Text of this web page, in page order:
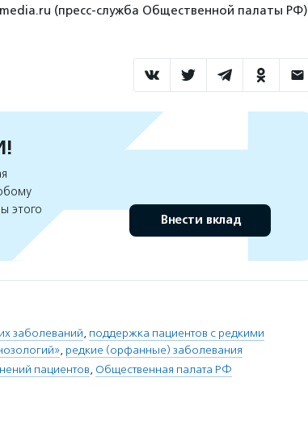
(пресс-служба Общественной палаты РФ)
этого
Внести вклад
заболеваний, поддержка пациентов с редкими
, редкие (орфанные) заболевания
пациентов, Общественная палата РФ